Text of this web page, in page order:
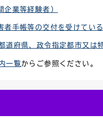
業等経験者）
手帳等の交付を受けている
道府県、政令指定都市又は
一覧からご参照ください。